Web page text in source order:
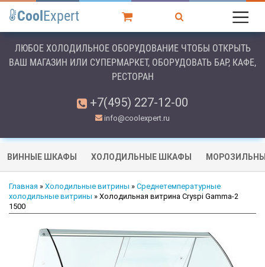
Cool Expert
ЛЮБОЕ ХОЛОДИЛЬНОЕ ОБОРУДОВАНИЕ ЧТОБЫ ОТКРЫТЬ
ВАШ МАГАЗИН ИЛИ СУПЕРМАРКЕТ, ОБОРУДОВАТЬ БАР, КАФЕ,
РЕСТОРАН
+7(495) 227-12-00
info@coolexpert.ru
ВИННЫЕ ШКАФЫ ХОЛОДИЛЬНЫЕ ШКАФЫ
Главная » Холодильные витрины » Среднетемпературные
холодильные витрины » Холодильная витрина Cryspi Gamma-2
1500